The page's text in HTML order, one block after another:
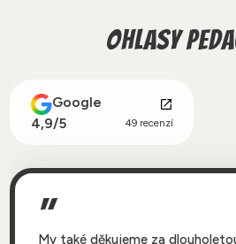
Ohlasy
Google
4,9/5
49 recenzí
My také děkujeme za